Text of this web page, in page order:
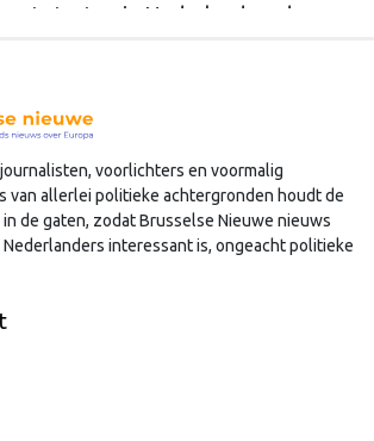
staat er in Nederland op de
voorlichters en voormalig
van allerlei politieke achtergronden houdt de
de gaten, zodat Brusselse Nieuwe nieuws
interessant is, ongeacht politieke